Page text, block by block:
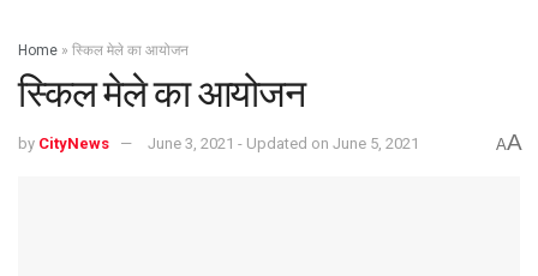
Home » स्किल मेले का आयोजन
स्किल मेले का आयोजन
by CityNews June 3, 2021 - Updated on June 5, 2021 AA